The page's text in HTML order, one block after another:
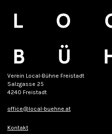
Verein Local-Bühne Freistadt
Salzgasse 25
4240 Freistadt
office@local-buehne.at
Kontakt